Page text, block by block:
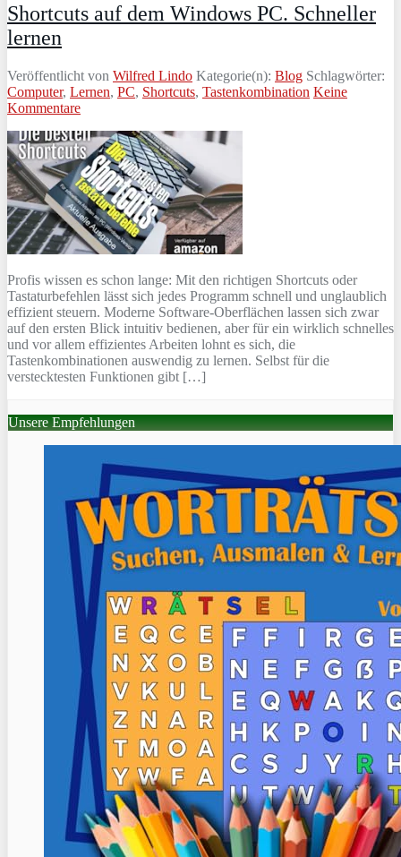
Shortcuts auf dem Windows PC. Schneller
lernen
Veröffentlicht von Wilfred Lindo Kategorie(n): Blog Schlagwörter:
Computer, Lernen, PC, Shortcuts, Tastenkombination Keine
Kommentare
Profis wissen es schon lange: Mit den richtigen Shortcuts oder
Tastaturbefehlen lässt sich jedes Programm schnell und unglaublich
effizient steuern. Moderne Software-Oberflächen lassen sich zwar
auf den ersten Blick intuitiv bedienen, aber für ein wirklich schnelles
und vor allem effizientes Arbeiten lohnt es sich, die
Tastenkombinationen auswendig zu lernen. Selbst für die
verstecktesten Funktionen gibt […]
Unsere Empfehlungen